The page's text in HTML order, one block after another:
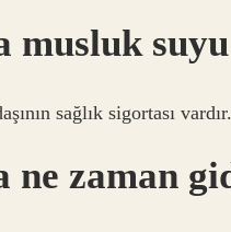
musluk
sağlık sigortası
ne zaman